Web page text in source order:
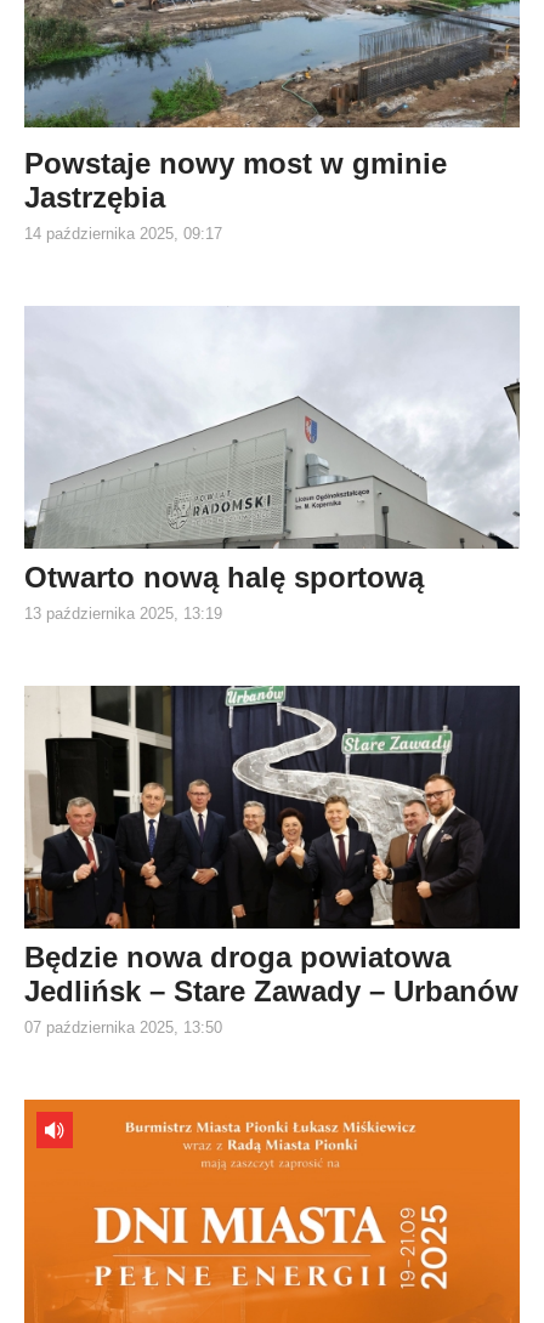
Powstaje nowy most w gminie
Jastrzębia
14 października 2025, 09:17
Otwarto nową halę sportową
13 października 2025, 13:19
Będzie nowa droga powiatowa
Jedlińsk – Stare Zawady – Urbanów
07 października 2025, 13:50